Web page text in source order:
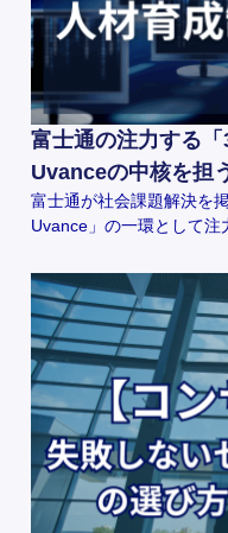
富士通の注力する
Uvanceの中核を担
富士通が社会課題解決を
Uvance」の一環として